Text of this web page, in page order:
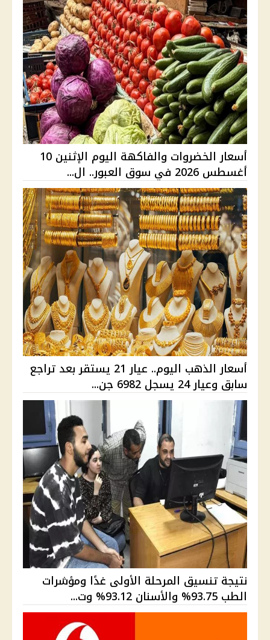
أسعار الخضروات والفاكهة اليوم الإثنين 10
أغسطس 2026 في سوق العبور.. ال...
أسعار الذهب اليوم.. عيار 21 يستقر بعد تراجع
سابق وعيار 24 يسجل 6982 جن...
نتيجة تنسيق المرحلة الأولى غدًا ومؤشرات
الطب 93.75% والأسنان 93.12% وت...